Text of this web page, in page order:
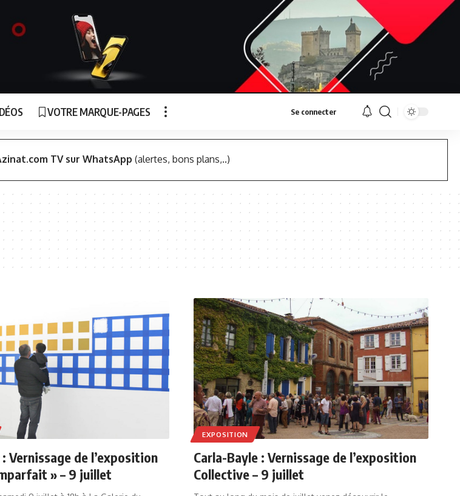
VOTRE MARQUE-PAGES Se connecter
TV sur WhatsApp (alertes, bons plans,..)
Vernissage de l’exposition
» – 9 juillet
EXPOSITION
Carla-Bayle : Vernissage de l’exposition
Collective – 9 juillet